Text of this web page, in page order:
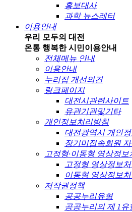
홍보대사
과학 뉴스레터
이용안내
우리 모두의 대전
온통 행복한 시민이용안내
전체메뉴 안내
이용안내
누리집 개선의견
링크페이지
대전시관련사이트
유관기관및기타
개인정보처리방침
대전광역시 개인
장기미접속회원
고정형·이동형 영상정
고정형 영상정보
이동형 영상정보
저작권정책
공공누리유형
공공누리의 제 1유